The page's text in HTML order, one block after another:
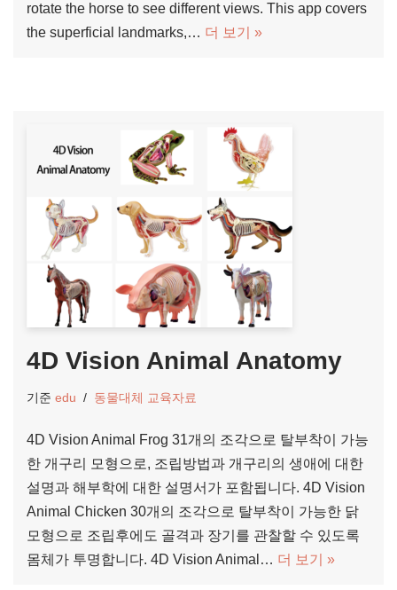
rotate the horse to see different views. This app covers
the superficial landmarks,… 더 보기 »
4D Vision Animal Anatomy
기준 edu 동물대체 교육자료
4D Vision Animal Frog 31개의 조각으로 탈부착이 가능
한 개구리 모형으로, 조립방법과 개구리의 생애에 대한
설명과 해부학에 대한 설명서가 포함됩니다. 4D Vision
Animal Chicken 30개의 조각으로 탈부착이 가능한 닭
모형으로 조립후에도 골격과 장기를 관찰할 수 있도록
몸체가 투명합니다. 4D Vision Animal… 더 보기 »